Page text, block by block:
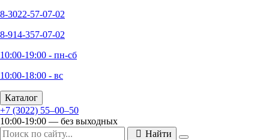
8-3022-57-07-02
8-914-357-07-02
10:00-19:00 - пн-сб
10:00-18:00 - вс
Каталог
+7 (3022) 55‒00‒50
10:00-19:00 — без выходных
Найти